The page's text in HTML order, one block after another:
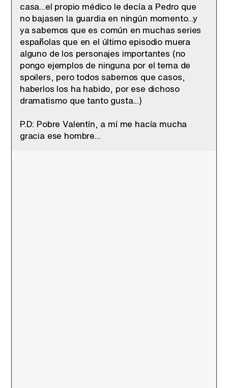
casa...el propio médico le decía a Pedro que
no bajasen la guardia en ningún momento...y
ya sabemos que es común en muchas series
españolas que en el último episodio muera
alguno de los personajes importantes (no
pongo ejemplos de ninguna por el tema de
spoilers, pero todos sabemos que casos,
haberlos los ha habido, por ese dichoso
dramatismo que tanto gusta...)
P.D: Pobre Valentín, a mí me hacía mucha
gracia ese hombre...